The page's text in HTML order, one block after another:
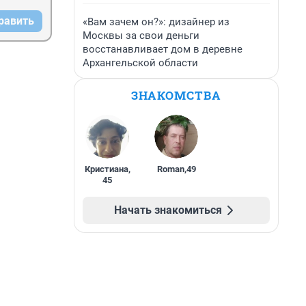
«Вам зачем он?»: дизайнер из
Москвы за свои деньги
восстанавливает дом в деревне
Архангельской области
ЗНАКОМСТВА
Кристиана,
45
Roman,49
Начать знакомиться